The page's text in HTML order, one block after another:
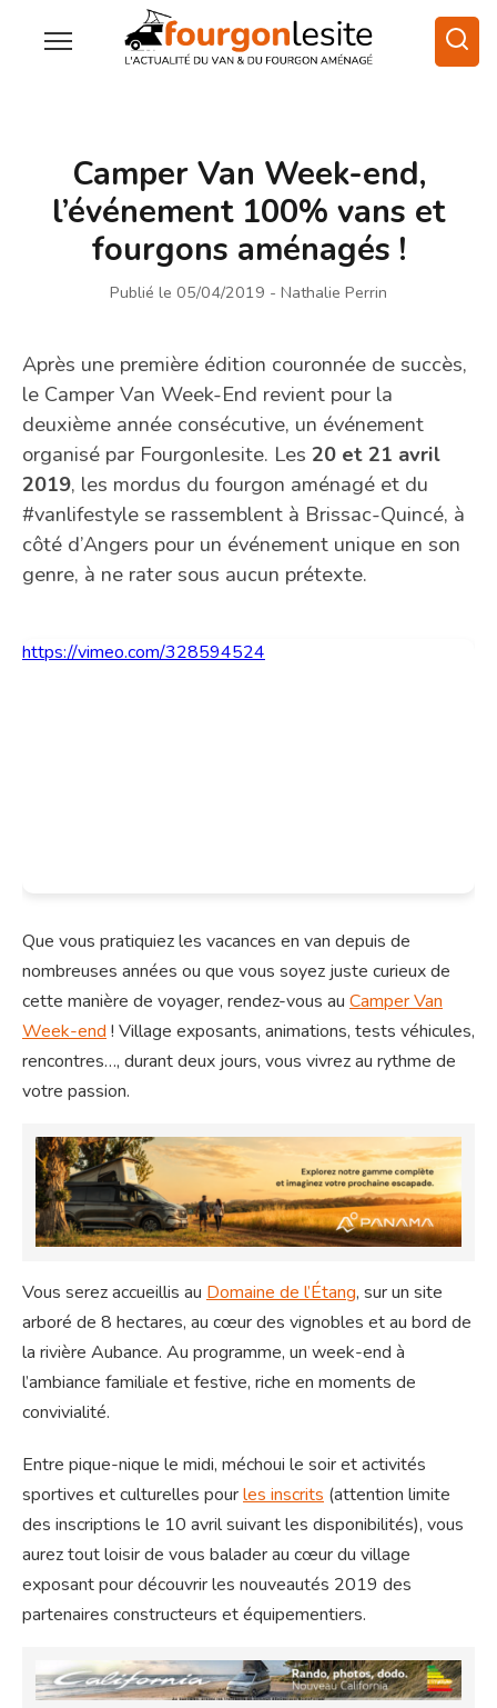
Camper Van Week-end,
l’événement 100% vans et
fourgons aménagés !
Publié le 05/04/2019 - Nathalie Perrin
Après une première édition couronnée de succès,
le Camper Van Week-End revient pour la
deuxième année consécutive, un événement
organisé par Fourgonlesite. Les 20 et 21 avril
2019, les mordus du fourgon aménagé et du
#vanlifestyle se rassemblent à Brissac-Quincé, à
côté d’Angers pour un événement unique en son
genre, à ne rater sous aucun prétexte.
https://vimeo.com/328594524
Que vous pratiquiez les vacances en van depuis de
nombreuses années ou que vous soyez juste curieux de
cette manière de voyager, rendez-vous au Camper Van
Week-end ! Village exposants, animations, tests véhicules,
rencontres…, durant deux jours, vous vivrez au rythme de
votre passion.
Vous serez accueillis au Domaine de l’Étang, sur un site
arboré de 8 hectares, au cœur des vignobles et au bord de
la rivière Aubance. Au programme, un week-end à
l’ambiance familiale et festive, riche en moments de
convivialité.
Entre pique-nique le midi, méchoui le soir et activités
sportives et culturelles pourles inscrits (attention limite
des inscriptions le 10 avril suivant les disponibilités), vous
aurez tout loisir de vous balader au cœur du village
exposant pour découvrir les nouveautés 2019 des
partenaires constructeurs et équipementiers.